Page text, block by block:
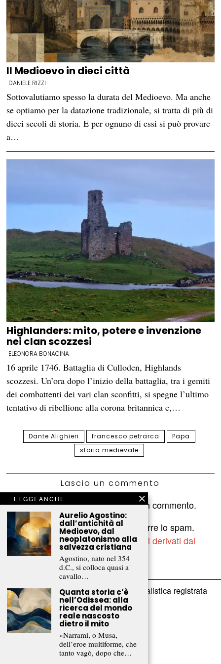
Il Medioevo in dieci città
DANIELE RIZZI
Sottovalutiamo spesso la durata del Medioevo. Ma anche
se optiamo per la datazione tradizionale, si tratta di più di
dieci secoli di storia. E per ognuno di essi si può provare
a…
Highlanders: mito, potere e invenzione
nei clan scozzesi
ELEONORA BONACINA
16 aprile 1746. Battaglia di Culloden, Highlands
scozzesi. Un’ora dopo l’inizio della battaglia, tra i gemiti
dei combattenti dei vari clan sconfitti, si spegne l’ultimo
tentativo di ribellione alla corona britannica e,…
Dante Alighieri francesco petrarca
Papa
storia medievale
Lascia un commento
Devi essereconnessoper inviare un commento.
Questo sito utilizza Akismet per ridurre lo spam.
Scopri come vengono elaborati i dati derivati dai
commenti.
Frammenti Rivistaè una testata giornalistica registrata
presso il Tribunale di Lecco (n. 4/2020)
Direttore responsabile:
Michele Castelnovo
info[at]frammentirivista.it
LEGGI ANCHE
Aurelio Agostino:
dall’antichità al
Medioevo, dal
neoplatonismo alla
salvezza cristiana
Agostino, nato nel 354
d.C., si colloca quasi a
cavallo…
Quanta storia c’è
nell’Odissea: alla
ricerca del mondo
reale nascosto
dietro il mito
«Narrami, o Musa,
dell’eroe multiforme, che
tanto vagò, dopo che…